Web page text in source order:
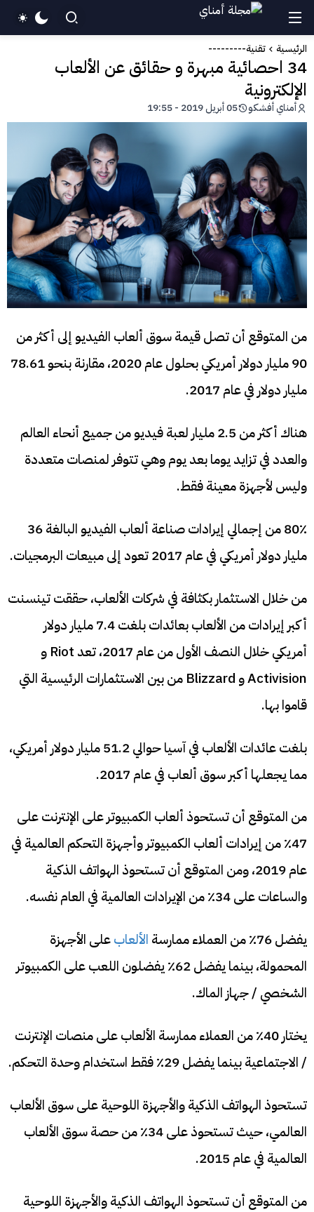
الرئيسية تقنية---------
34 احصائية مبهرة و حقائق عن الألعاب
الإلكترونية
أمناي أفشكو 05 أبريل 2019 - 19:55
من المتوقع أن تصل قيمة سوق ألعاب الفيديو إلى أكثر من
90 مليار دولار أمريكي بحلول عام 2020، مقارنة بنحو 78.61
مليار دولار في عام 2017.
هناك أكثر من 2.5 مليار لعبة فيديو من جميع أنحاء العالم
والعدد في تزايد يوما بعد يوم وهي تتوفر لمنصات متعددة
وليس لأجهزة معينة فقط.
80٪ من إجمالي إيرادات صناعة ألعاب الفيديو البالغة 36
مليار دولار أمريكي في عام 2017 تعود إلى مبيعات البرمجيات.
من خلال الاستثمار بكثافة في شركات الألعاب، حققت تينسنت
أكبر إيرادات من الألعاب بعائدات بلغت 7.4 مليار دولار
أمريكي خلال النصف الأول من عام 2017، تعد Riot و
Activision و Blizzard من بين الاستثمارات الرئيسية التي
قاموا بها.
بلغت عائدات الألعاب في آسيا حوالي 51.2 مليار دولار أمريكي،
مما يجعلها أكبر سوق ألعاب في عام 2017.
من المتوقع أن تستحوذ ألعاب الكمبيوتر على الإنترنت على
47٪ من إيرادات ألعاب الكمبيوتر وأجهزة التحكم العالمية في
عام 2019، ومن المتوقع أن تستحوذ الهواتف الذكية
والساعات على 34٪ من الإيرادات العالمية في العام نفسه.
يفضل 76٪ من العملاء ممارسة الألعابعلى الأجهزة
المحمولة، بينما يفضل 62٪ يفضلون اللعب على الكمبيوتر
الشخصي / جهاز الماك.
يختار 40٪ من العملاء ممارسة الألعاب على منصات الإنترنت
/ الاجتماعية بينما يفضل 29٪ فقط استخدام وحدة التحكم.
تستحوذ الهواتف الذكية والأجهزة اللوحية على سوق الألعاب
العالمي، حيث تستحوذ على 34٪ من حصة سوق الألعاب
العالمية في عام 2015.
من المتوقع أن تستحوذ الهواتف الذكية والأجهزة اللوحية